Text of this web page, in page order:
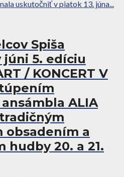
uskutočniť v piatok 13. júna...
Spiša
5. edíciu
/ KONCERT V
ALIA
obsadením a
hudby 20. a 21.